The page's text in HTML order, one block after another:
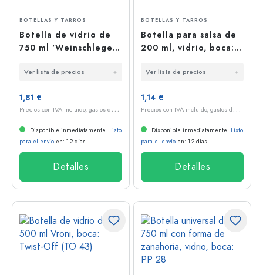
BOTELLAS Y TARROS
Botella de vidrio de
750 ml 'Weinschlegel',
Ver lista de precios
1,81 €
P
recios con IVA incluido, gastos de envío excluidos
Disponible inmediatamente. Listo
para el envío en: 1-2 días
Detalles
BOTELLAS Y TARROS
Botella para salsa de
200 ml, vidrio, boca:
Ver lista de precios
1,14 €
P
recios con IVA incluido, gastos de envío excluidos
Disponible inmediatamente. Listo
para el envío en: 1-2 días
Detalles